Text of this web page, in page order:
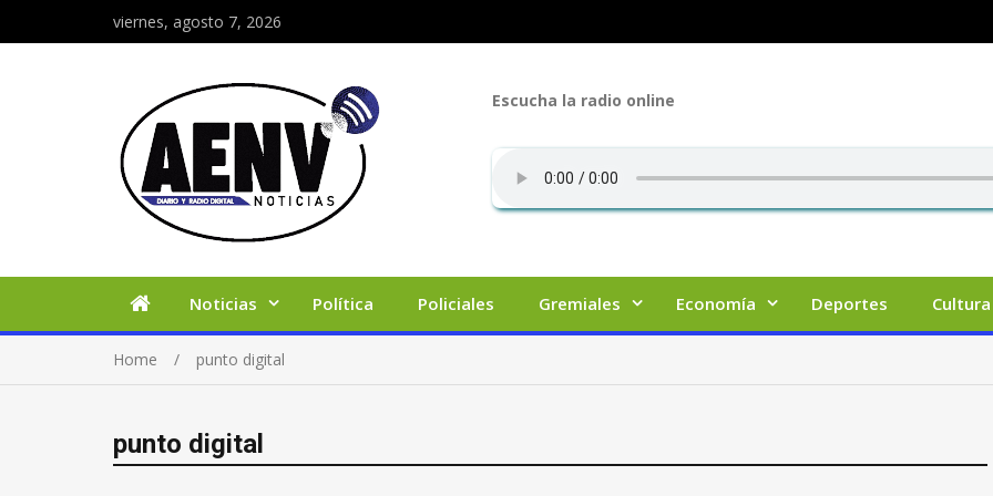
viernes, agosto 7, 2026
Escucha la radio online
Noticias Política Policiales Gremiales Economía Deportes Cultura
Home punto digital
punto digital